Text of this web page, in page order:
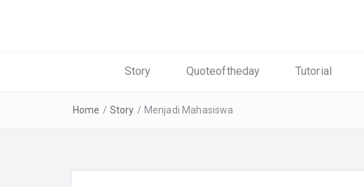
Story Quoteoftheday Tutorial
Home / Story / Menjadi Mahasiswa